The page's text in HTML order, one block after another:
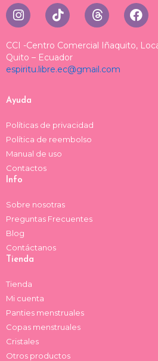
I
n
t
a
g
a
T
i
t
o
k
T
h
e
d
F
a
e
CCI -Centro Comercial Iñaquito,
Quito – Ecuador
espiritu.libre.ec@gmail.com
Ayuda
Políticas de privacidad
Política de reembolso
Manual de uso
Contactos
Info
Sobre nosotras
Preguntas Frecuentes
Blog
Contáctanos
Tienda
Tienda
Mi cuenta
Panties menstruales
Copas menstruales
Cristales
Otros productos